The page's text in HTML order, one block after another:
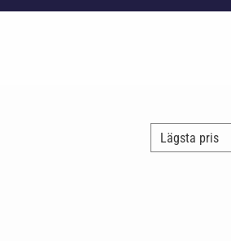
Välj sortering